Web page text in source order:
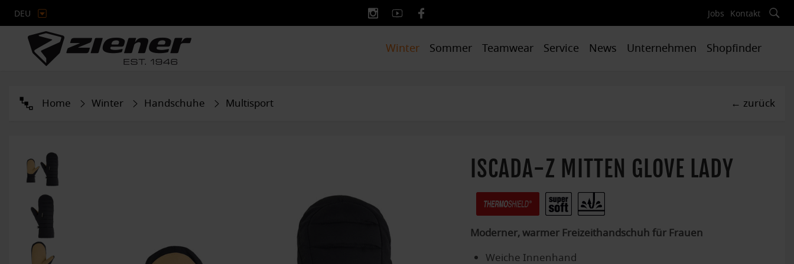
DEU Jobs Kontakt
Winter Sommer Teamwear Service News Unternehmen Shopfinder
Home Winter Handschuhe Multisport ← zurück
ISCADA-Z MITTEN GLOVE LADY
Moderner, warmer Freizeithandschuh für Frauen
Weiche Innenhand